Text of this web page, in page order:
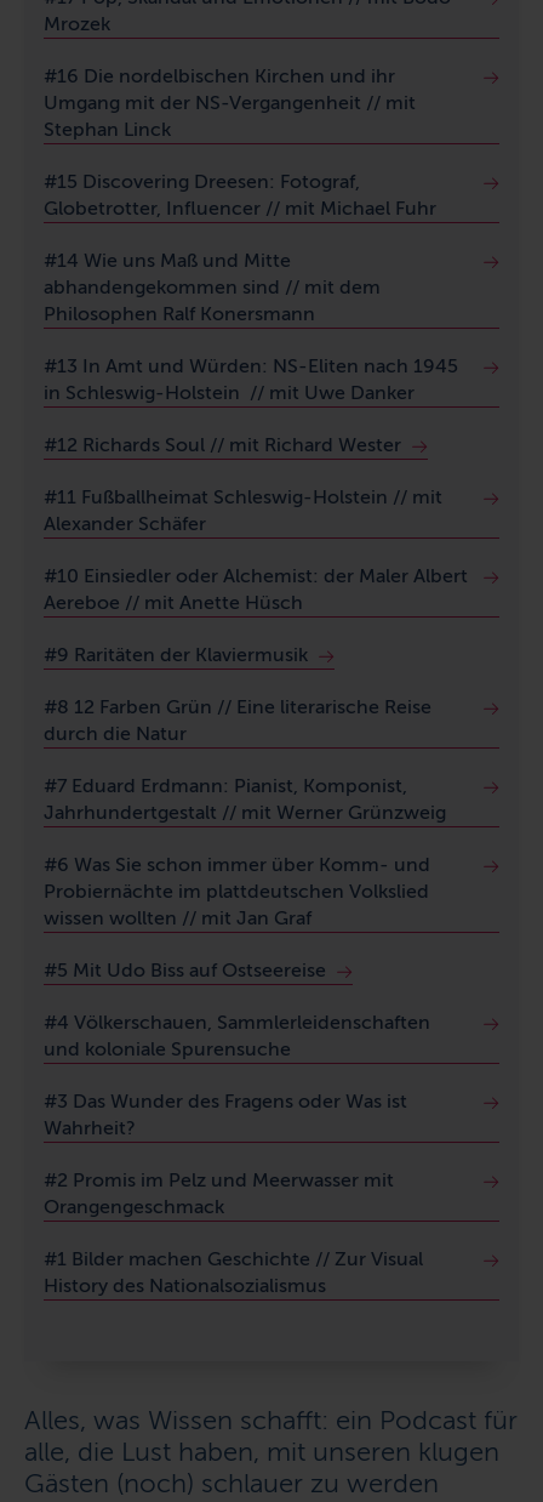
Mrozek
#16 Die nordelbischen Kirchen und ihr
Umgang mit der NS-Vergangenheit // mit
Stephan Linck
#15 Discovering Dreesen: Fotograf,
Globetrotter, Influencer // mit Michael Fuhr
#14 Wie uns Maß und Mitte
abhandengekommen sind // mit dem
Philosophen Ralf Konersmann
#13 In Amt und Würden: NS-Eliten nach 1945
in Schleswig-Holstein // mit Uwe Danker
#12 Richards Soul // mit Richard Wester
#11 Fußballheimat Schleswig-Holstein // mit
Alexander Schäfer
#10 Einsiedler oder Alchemist: der Maler Albert
Aereboe // mit Anette Hüsch
#9 Raritäten der Klaviermusik
#8 12 Farben Grün // Eine literarische Reise
durch die Natur
#7 Eduard Erdmann: Pianist, Komponist,
Jahrhundertgestalt // mit Werner Grünzweig
#6 Was Sie schon immer über Komm- und
Probiernächte im plattdeutschen Volkslied
wissen wollten // mit Jan Graf
#5 Mit Udo Biss auf Ostseereise
#4 Völkerschauen, Sammlerleidenschaften
und koloniale Spurensuche
#3 Das Wunder des Fragens oder Was ist
Wahrheit?
#2 Promis im Pelz und Meerwasser mit
Orangengeschmack
#1 Bilder machen Geschichte // Zur Visual
History des Nationalsozialismus
Alles, was Wissen schafft: ein Podcast für
alle, die Lust haben, mit unseren klugen
Gästen (noch) schlauer zu werden